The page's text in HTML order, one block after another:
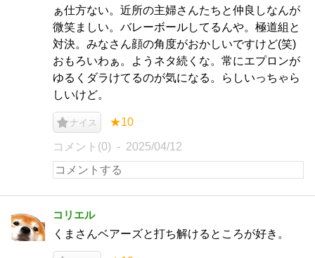
ぁ仕方ない。近所の主婦さんたちと仲良しなんが
微笑ましい。バレーボールしてるんや。極道組と
対決。みなさん顔の角度がおかしいですけど(笑)
おもろいわぁ。ようネタ続くな。常にエプロンが
ゆるくダラけてるのが気になる。らしいっちゃら
しいけど。
ナイス ★10
コメント(0) 2025/04/12
コリエル
くまさんベアーズと打ち解けるところが好き。